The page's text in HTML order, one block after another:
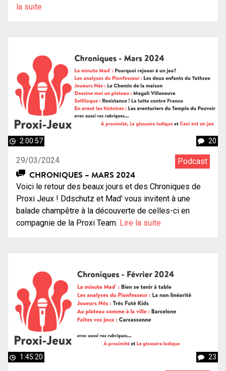
la suite
2:00:57 20
29/03/2024 Podcast
CHRONIQUES – MARS 2024
Voici le retour des beaux jours et des Chroniques de
Proxi Jeux ! Ddschutz et Mad' vous invitent à une
balade champêtre à la découverte de celles-ci en
compagnie de la Proxi Team. Lire la suite
1:45:20 23